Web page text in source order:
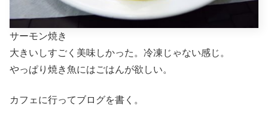
サーモン焼き
大きいしすごく美味しかった。冷凍じゃない感じ。
やっぱり焼き魚にはごはんが欲しい。
カフェに行ってブログを書く。